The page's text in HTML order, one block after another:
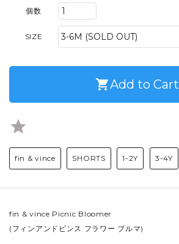
個数
SIZE
shopping_cartAdd to Cart
star
fin & vince SHORTS 1-2Y 3-4Y
fin & vince Picnic Bloomer
(フィンアンドビンス フラワー ブルマ)